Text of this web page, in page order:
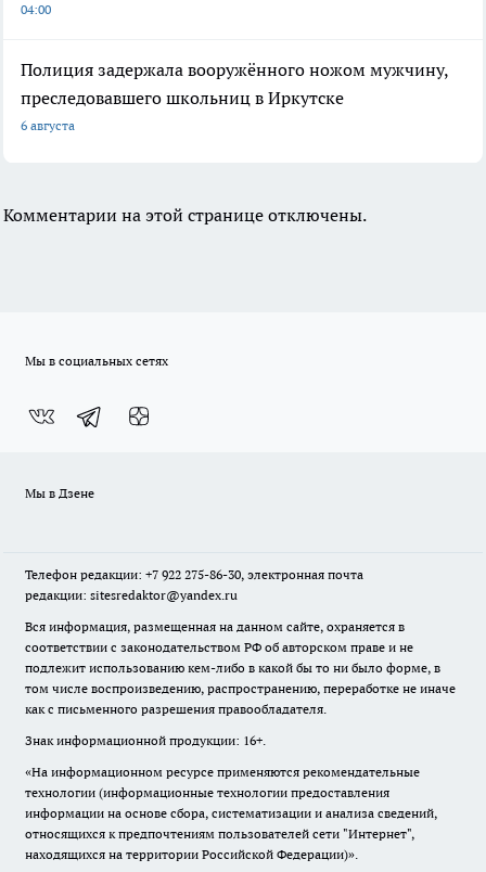
04:00
Полиция задержала вооружённого ножом мужчину,
преследовавшего школьниц в Иркутске
6 августа
Комментарии на этой странице отключены.
Мы в социальных сетях
Мы в Дзене
Телефон редакции: +7 922 275-86-30, электронная почта
редакции: sitesredaktor@yandex.ru
Вся информация, размещенная на данном сайте, охраняется в
соответствии с законодательством РФ об авторском праве и не
подлежит использованию кем-либо в какой бы то ни было форме, в
том числе воспроизведению, распространению, переработке не иначе
как с письменного разрешения правообладателя.
Знак информационной продукции: 16+.
«На информационном ресурсе применяются рекомендательные
технологии (информационные технологии предоставления
информации на основе сбора, систематизации и анализа сведений,
относящихся к предпочтениям пользователей сети "Интернет",
находящихся на территории Российской Федерации)».